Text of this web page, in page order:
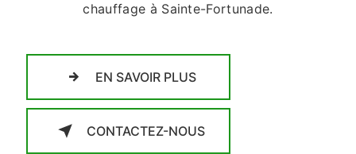
chauffage à Sainte-Fortunade.
EN SAVOIR PLUS
CONTACTEZ-NOUS